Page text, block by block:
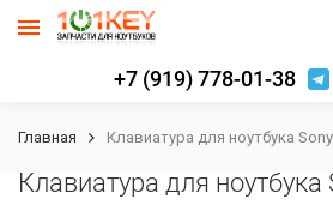
+7 (919) 778-01-38
Главная Клавиатура для ноутбука
Клавиатура для ноутбука